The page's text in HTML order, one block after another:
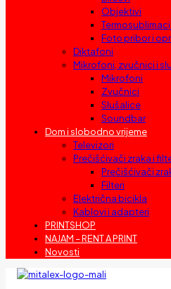
Objektivi
Foto pribor i
Diktafoni
Mikrofoni, zvučnici i
Mikrofoni
Zvučnici
Slušalice
Soundbar
Dom i slobodno vrijeme
Televizori
Prečišćivači zraka i
Prečišćivači
Filteri
Električna bicikla
Kablovi i adapteri
PRINTSHOP
NAJAM – RENT A PRINT
Novosti